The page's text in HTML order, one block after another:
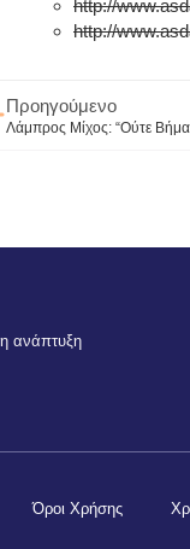
http://
http://
Προηγούμενο
Λάμπρος Μίχος: “Ούτε Βήμα
ανάπτυξη
Όροι Χρήσης